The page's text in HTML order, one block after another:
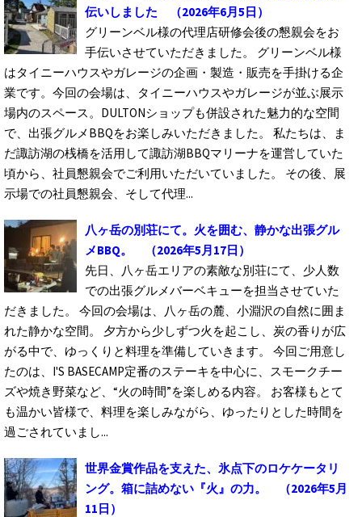
伝いしました
（2026年6月5日）
グリーンベル様の代理店研修会後の懇親会をお
手伝いさせていただきました。 グリーンベル様
はタイニーハウスやガレージの企画・製造・販売を手掛ける企
業です。今回の会場は、タイニーハウスやガレージが並ぶ展示
場内のスペース。DULTONショップも併設された魅力的な空間
で、出張グルメBBQをお楽しみいただきました。 私たちは、ま
だ諏訪湖の桟橋を活用して諏訪湖BBQマリーナを運営していた
頃から、社員懇親会でご利用いただいていました。 その後、展
示場での社員懇親会、そして代理...
八ヶ岳の別荘にて。火を囲む、静かな出張グル
メBBQ。
（2026年5月17日）
先日、八ヶ岳エリアの素敵な別荘にて、少人数
での出張グルメバーベキューを担当させていた
だきました。 今回の会場は、八ヶ岳の麓、小淵沢の自然に囲ま
れた静かな空間。 夕方から少しずつ火を起こし、炭の香りが広
がる中で、ゆっくりと料理を準備していきます。 今回ご用意し
たのは、I'S BASECAMP定番のステーキを中心に、スモークチー
ズや焼き野菜など、“火の時間”を楽しめる内容。 お客様もとて
も温かい皆様で、料理を楽しみながら、ゆったりとした時間を
過ごされていまし...
世界金賞作品を支えた、氷点下のロケケータリ
ング。箱に詰めない『火』の力。
（2026年5月
11日）